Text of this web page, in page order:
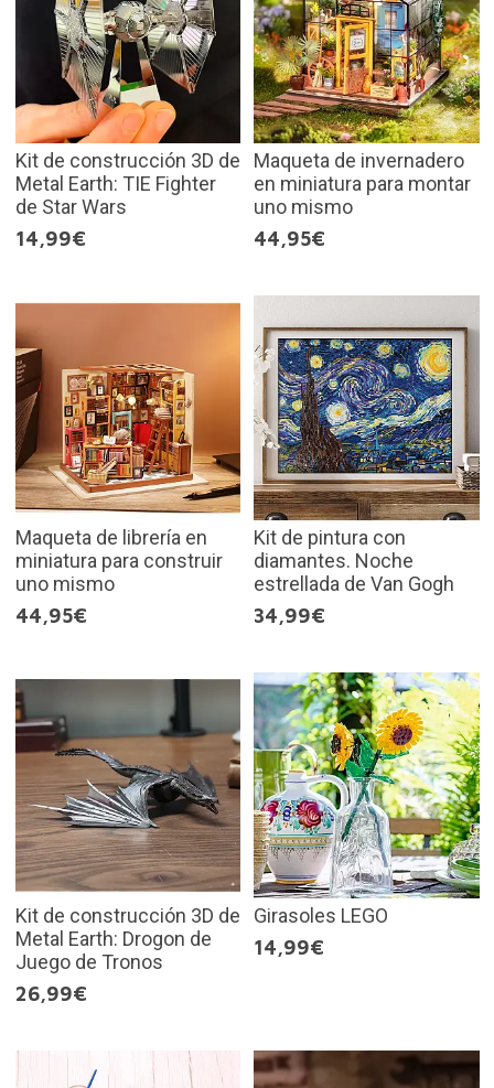
Kit de construcción 3D de
Metal Earth: TIE Fighter
de Star Wars
14,99€
Maqueta de invernadero
en miniatura para montar
uno mismo
44,95€
Maqueta de librería en
miniatura para construir
uno mismo
44,95€
Kit de pintura con
diamantes. Noche
estrellada de Van Gogh
34,99€
Kit de construcción 3D de
Metal Earth: Drogon de
Juego de Tronos
26,99€
Girasoles LEGO
14,99€